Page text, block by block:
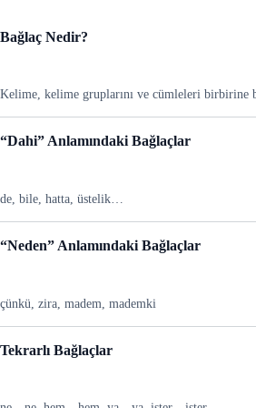
Bağlaç Nedir?
Kelime, kelime gruplarını ve cümleleri birbirine
“Dahi” Anlamındaki Bağlaçlar
de, bile, hatta, üstelik…
“Neden” Anlamındaki Bağlaçlar
çünkü, zira, madem, mademki
Tekrarlı Bağlaçlar